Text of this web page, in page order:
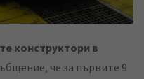
конструктори в
че за първите 9